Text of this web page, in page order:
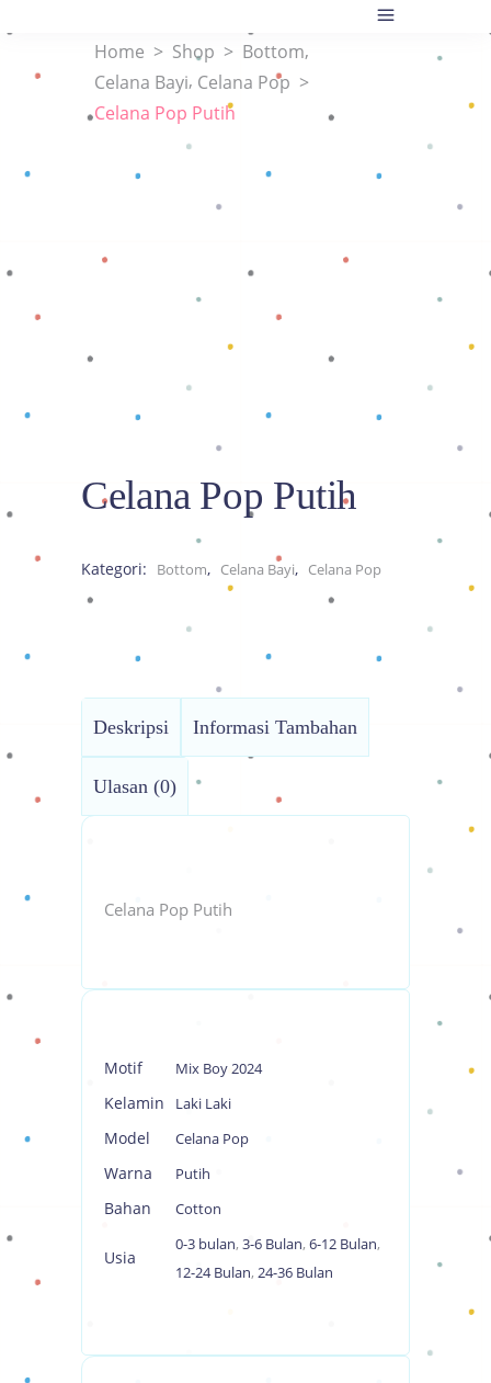
Home > Shop > Bottom,
Celana Bayi, Celana Pop >
Celana Pop Putih
Celana Pop Putih
Kategori: Bottom, Celana Bayi, Celana Pop
Deskripsi Informasi Tambahan
Ulasan (0)
Celana Pop Putih
Motif Mix Boy 2024
Kelamin Laki Laki
Model Celana Pop
Warna Putih
Bahan Cotton
Usia
0-3 bulan, 3-6 Bulan, 6-12 Bulan,
12-24 Bulan, 24-36 Bulan